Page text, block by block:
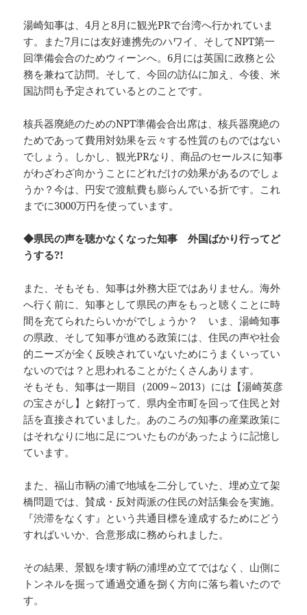
湯崎知事は、4月と8月に観光PRで台湾へ行かれていま
す。また7月には友好連携先のハワイ、そしてNPT第一
回準備会合のためウィーンへ。6月には英国に政務と公
務を兼ねて訪問。そして、今回の訪仏に加え、今後、米
国訪問も予定されているとのことです。
核兵器廃絶のためのNPT準備会合出席は、核兵器廃絶の
ためであって費用対効果を云々する性質のものではない
でしょう。しかし、観光PRなり、商品のセールスに知事
がわざわざ向かうことにどれだけの効果があるのでしょ
うか？今は、円安で渡航費も膨らんでいる折です。これ
までに3000万円を使っています。
◆県民の声を聴かなくなった知事 外国ばかり行ってど
うする?!
また、そもそも、知事は外務大臣ではありません。海外
へ行く前に、知事として県民の声をもっと聴くことに時
間を充てられたらいかがでしょうか？ いま、湯崎知事
の県政、そして知事が進める政策には、住民の声や社会
的ニーズが全く反映されていないためにうまくいってい
ないのでは？と思われることがたくさんあります。
そもそも、知事は一期目（2009～2013）には【湯崎英彦
の宝さがし】と銘打って、県内全市町を回って住民と対
話を直接されていました。あのころの知事の産業政策に
はそれなりに地に足についたものがあったように記憶し
ています。
また、福山市鞆の浦で地域を二分していた、埋め立て架
橋問題では、賛成・反対両派の住民の対話集会を実施。
『渋滞をなくす』という共通目標を達成するためにどう
すればいいか、合意形成に務められました。
その結果、景観を壊す鞆の浦埋め立てではなく、山側に
トンネルを掘って通過交通を捌く方向に落ち着いたので
す。